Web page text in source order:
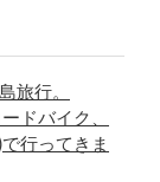
旅行。
ドバイク、
行ってきま